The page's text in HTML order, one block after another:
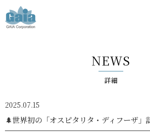
ア -
GAIA
NEWS
詳細
2025.07.15
🌲世界初の「オスピタリタ・ディフーザ」